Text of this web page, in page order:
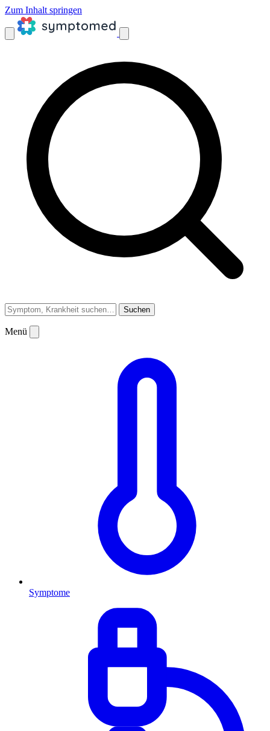
Zum Inhalt springen
Suchen
Menü
Symptome